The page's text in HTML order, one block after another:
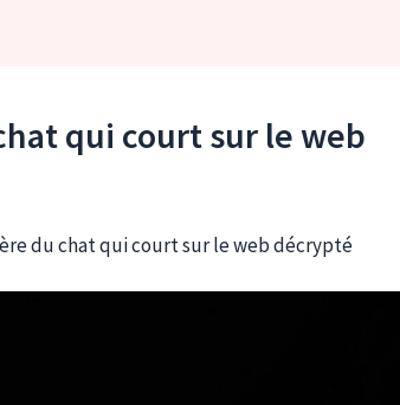
qui court sur le web
du chat qui court sur le web décrypté